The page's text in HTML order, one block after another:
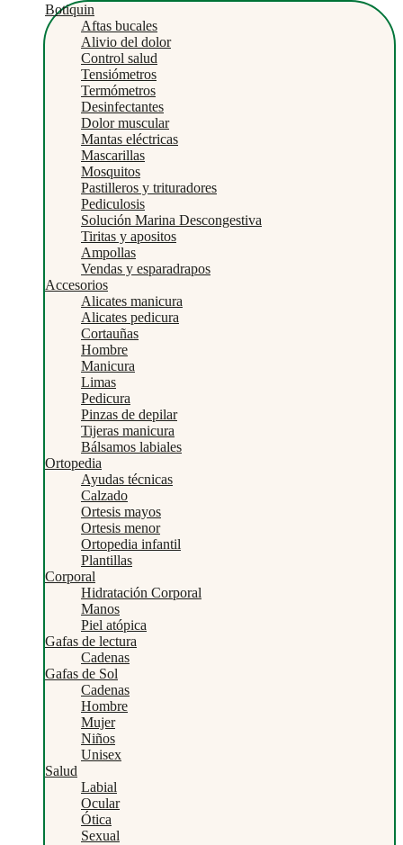
Botiquin
Aftas bucales
Alivio del dolor
Control salud
Tensiómetros
Termómetros
Desinfectantes
Dolor muscular
Mantas eléctricas
Mascarillas
Mosquitos
Pastilleros y trituradores
Pediculosis
Solución Marina Descongestiva
Tiritas y apositos
Ampollas
Vendas y esparadrapos
Accesorios
Alicates manicura
Alicates pedicura
Cortauñas
Hombre
Manicura
Limas
Pedicura
Pinzas de depilar
Tijeras manicura
Bálsamos labiales
Ortopedia
Ayudas técnicas
Calzado
Ortesis mayos
Ortesis menor
Ortopedia infantil
Plantillas
Corporal
Hidratación Corporal
Manos
Piel atópica
Gafas de lectura
Cadenas
Gafas de Sol
Cadenas
Hombre
Mujer
Niños
Unisex
Salud
Labial
Ocular
Ótica
Sexual